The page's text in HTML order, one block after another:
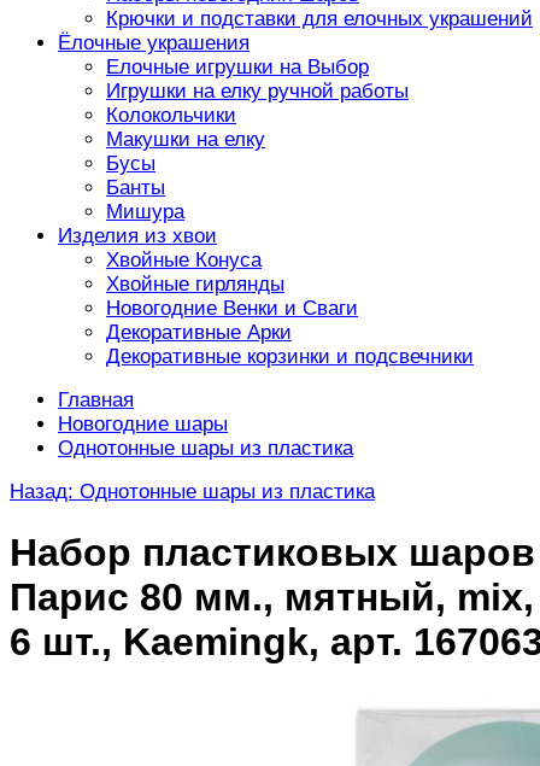
Крючки и подставки для елочных украшений
Ёлочные украшения
Елочные игрушки на Выбор
Игрушки на елку ручной работы
Колокольчики
Макушки на елку
Бусы
Банты
Мишура
Изделия из хвои
Хвойные Конуса
Хвойные гирлянды
Новогодние Венки и Сваги
Декоративные Арки
Декоративные корзинки и подсвечники
Главная
Новогодние шары
Однотонные шары из пластика
Назад: Однотонные шары из пластика
Набор пластиковых шаров
Парис 80 мм., мятный, mix,
6 шт., Kaemingk, арт.